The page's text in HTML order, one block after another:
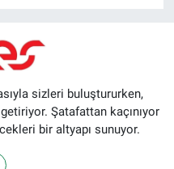
sizleri buluştururken,
Şatafattan kaçınıyor
bir altyapı sunuyor.